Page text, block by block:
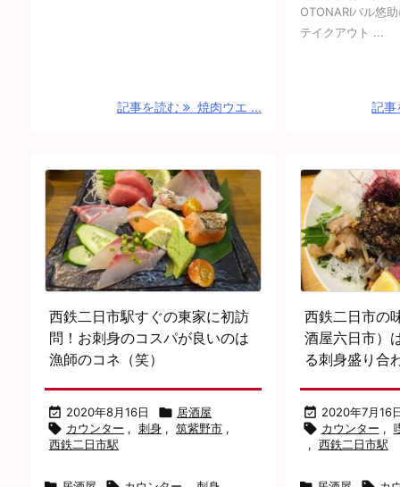
記事を読む 焼肉ウエ ...
OTONARIバル悠
テイクアウト ...
記
西鉄二日市駅すぐの東家に初訪
問！お刺身のコスパが良いのは
漁師のコネ（笑）
 2020年8月16日  居酒屋
 カウンター , 刺身 , 筑紫野市 ,
西鉄二日市駅
西鉄二日市の
酒屋六日市）
る刺身盛り合
 2020年7月16
 カウンター ,
, 西鉄二日市駅